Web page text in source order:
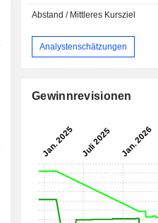
Abstand / Mittleres Kursziel
Analystenschätzungen
Gewinnrevisionen